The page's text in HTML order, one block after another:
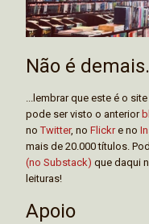
Não é
...lembrar que este é o
pode ser visto o anterior
noTwitter, no Flickre no
mais de 20.000 títulos.
(no Substack) que daqui
leituras!
Apoio